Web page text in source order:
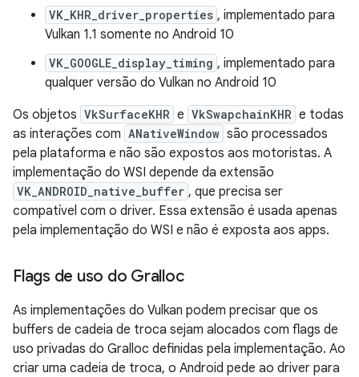
VK_KHR_driver_properties , implementado para
Vulkan 1.1 somente no Android 10
VK_GOOGLE_display_timing , implementado para
qualquer versão do Vulkan no Android 10
Os objetos VkSurfaceKHR e VkSwapchainKHR e todas
as interações com ANativeWindow são processados
pela plataforma e não são expostos aos motoristas. A
implementação do WSI depende da extensão
VK_ANDROID_native_buffer , que precisa ser
compatível com o driver. Essa extensão é usada apenas
pela implementação do WSI e não é exposta aos apps.
Flags de uso do Gralloc
As implementações do Vulkan podem precisar que os
buffers de cadeia de troca sejam alocados com flags de
uso privadas do Gralloc definidas pela implementação. Ao
criar uma cadeia de troca, o Android pede ao driver para